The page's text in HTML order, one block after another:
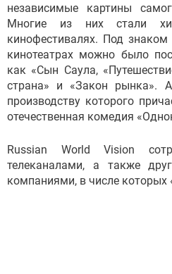
независимые картины
Многие из них стали
кинофестивалях. Под
кинотеатрах можно было
как «Сын Саула,
страна» и «Закон рынка».
производству которого
отечественная комедия
Russian World Vision
телеканалами, а также
компаниями, в числе которых